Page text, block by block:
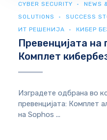
CYBER SECURITY NEWS
SOLUTIONS
SUCCESS
ИТ РЕШЕНИЈА
КИБЕР
Превенцијата на
Комплет
Изградете одбрана во
превенцијата: Комплет
на Sophos ...